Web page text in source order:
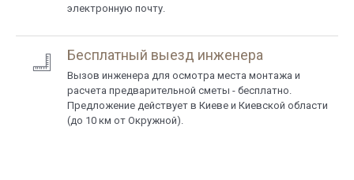
электронную почту.
Бесплатный выезд инженера
Вызов инженера для осмотра места монтажа и
расчета предварительной сметы - бесплатно.
Предложение действует в Киеве и Киевской области
(до 10 км от Окружной).